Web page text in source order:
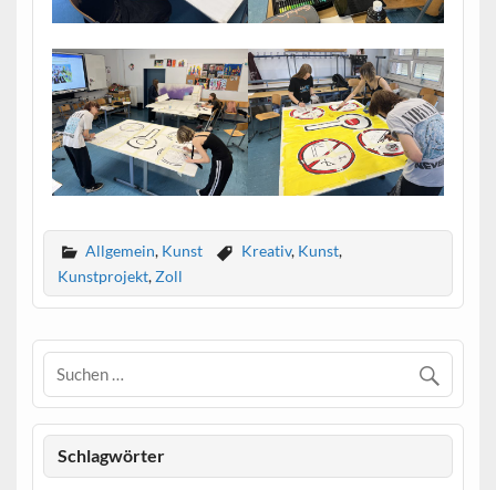
Allgemein, Kunst Kreativ, Kunst,
Kunstprojekt,Zoll
Schlagwörter